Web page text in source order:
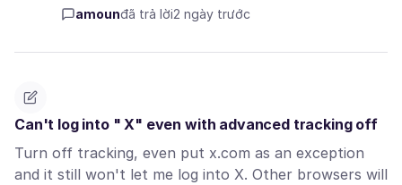
amounđã trả lời2 ngày trước
Can't log into " X" even with advanced tracking off
Turn off tracking, even put x.com as an exception
and it still won't let me log into X. Other browsers will